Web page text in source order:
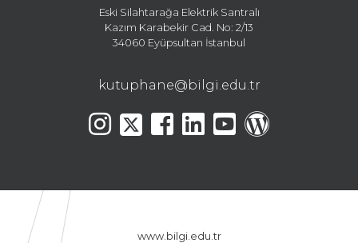
Eski Silahtarağa Elektrik Santralı
Kazım Karabekir Cad. No: 2/13
34060 Eyüpsultan İstanbul
kutuphane@bilgi.edu.tr
www.bilgi.edu.tr